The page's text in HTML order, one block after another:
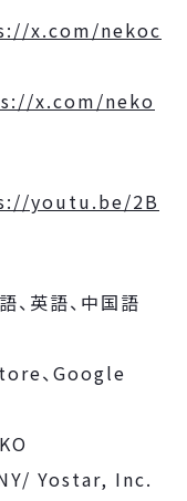
x.com/nekoc
x.com/neko
youtu.be/2B
語、中国語
、Google
Yostar, Inc.